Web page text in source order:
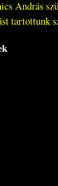
András
tartottunk